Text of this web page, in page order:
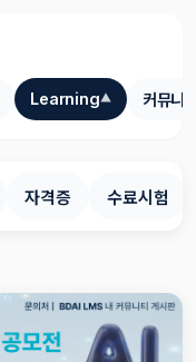
Learning▼ 커뮤니
자격증 수료시험